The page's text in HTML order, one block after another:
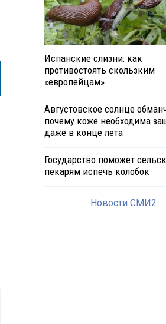
Испанские слизни: как
противостоять скользким
«европейцам»
Августовское солнце
почему коже необходима
даже в конце лета
Государство поможет
пекарям испечь колобок
Новости СМИ2